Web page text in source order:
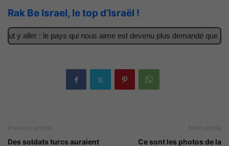
Rak Be Israel, le top d’Israël !
aller : le pays qui nous aime est devenu plus demandé que jamais
Previous article
Des soldats turcs auraient
Next article
Ce sont les photos de la